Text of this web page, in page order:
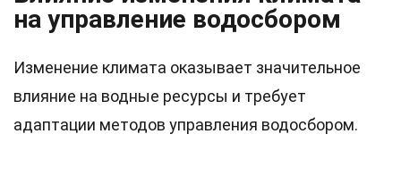
на управление водосбором
Изменение климата оказывает значительное
влияние на водные ресурсы и требует
адаптации методов управления водосбором.